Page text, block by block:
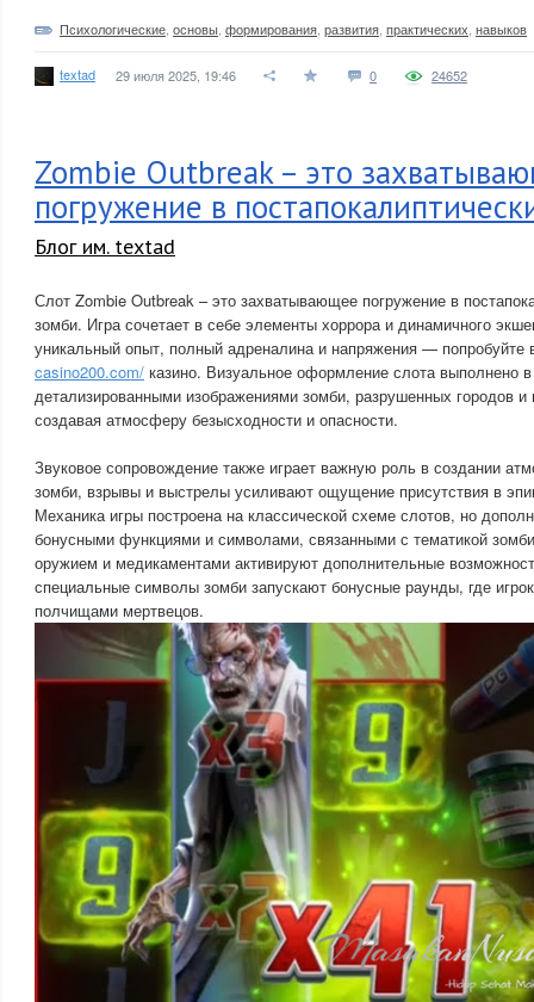
Психологические основы формирования развития практических навыков
textad 29 июля 2025, 19:46 0 24652
Zombie Outbreak – это
погружение в
Блог им. textad
Слот Zombie Outbreak – это захватывающее погружение в
зомби. Игра сочетает в себе элементы хоррора и динамичного
уникальный опыт, полный адреналина и напряжения — попробуйте
casino200.com/ казино. Визуальное оформление слота выполнено
детализированными изображениями зомби, разрушенных городов
создавая атмосферу безысходности и опасности.
Звуковое сопровождение также играет важную роль в создании
зомби, взрывы и выстрелы усиливают ощущение присутствия в
Механика игры построена на классической схеме слотов, но
бонусными функциями и символами, связанными с тематикой
оружием и медикаментами активируют дополнительные
специальные символы зомби запускают бонусные раунды, где
полчищами мертвецов.